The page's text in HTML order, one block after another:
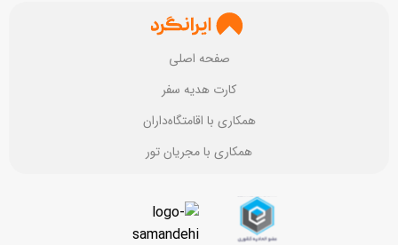
همکاری با مجریان تور
همکاری با اقامتگاه‌داران
کارت هدیه سفر
صفحه اصلی